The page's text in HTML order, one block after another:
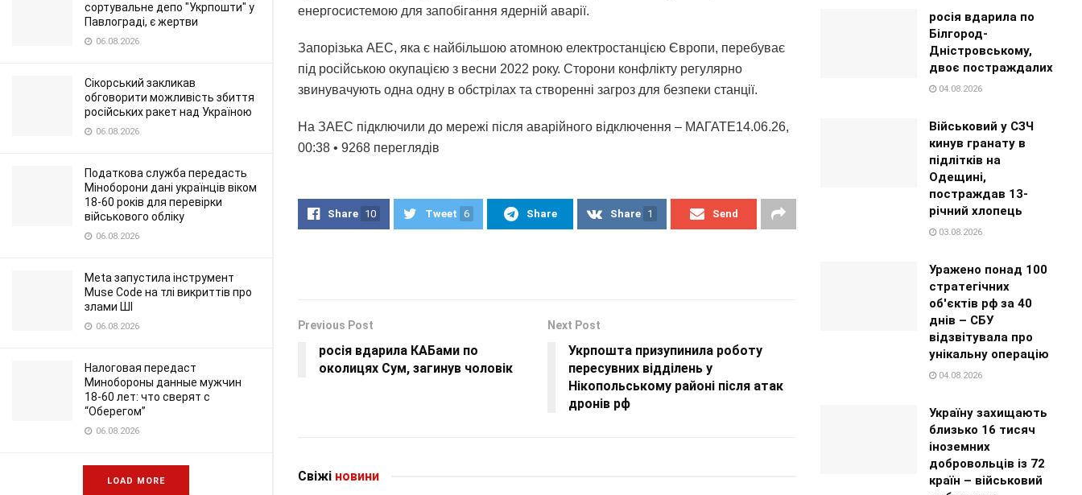
сортувальне депо "Укрпошти" у
Павлограді, є жертви
06.08.2026
Сікорський закликав
обговорити можливість збиття
російських ракет над Україною
06.08.2026
Податкова служба передасть
Міноборони дані українців віком
18-60 років для перевірки
військового обліку
06.08.2026
Meta запустила інструмент
Muse Code на тлі викриттів про
злами ШІ
06.08.2026
Налоговая передаст
Минобороны данные мужчин
18-60 лет: что сверят с
“Оберегом”
06.08.2026
LOAD MORE
енергосистемою для запобігання ядерній аварії.
Запорізька АЕС, яка є найбільшою атомною електростанцією Європи, перебуває
під російською окупацією з весни 2022 року. Сторони конфлікту регулярно
звинувачують одна одну в обстрілах та створенні загроз для безпеки станції.
На ЗАЕС підключили до мережі після аварійного відключення – МАГАТЕ14.06.26,
00:38 • 9268 переглядiв
Share 10 Tweet 6 Share Share 1 Send
Previous Post
росія вдарила КАБами по
околицях Сум, загинув чоловік
Next Post
Укрпошта призупинила роботу
пересувних відділень у
Нікопольському районі після атак
дронів рф
Свіжі новини
росія вдарила по
Білгород-
Дністровському,
двоє постраждалих
04.08.2026
Військовий у СЗЧ
кинув гранату в
підлітків на
Одещині,
постраждав 13-
річний хлопець
03.08.2026
Уражено понад 100
стратегічних
об'єктів рф за 40
днів – СБУ
відзвітувала про
унікальну операцію
04.08.2026
Україну захищають
близько 16 тисяч
іноземних
добровольців із 72
країн – військовий